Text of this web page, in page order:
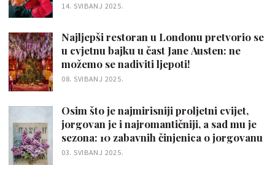
14. SVIBANJ 2025.
Najljepši restoran u Londonu pretvorio se
u cvjetnu bajku u čast Jane Austen: ne
možemo se nadiviti ljepoti!
08. SVIBANJ 2025.
Osim što je najmirisniji proljetni cvijet,
jorgovan je i najromantičniji, a sad mu je
sezona: 10 zabavnih činjenica o jorgovanu
03. SVIBANJ 2025.